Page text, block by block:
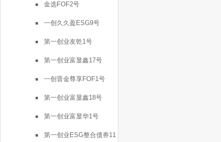
金选FOF2号
一创久久盈ESG9号
第一创业友乾1号
第一创业富显鑫17号
一创晋金尊享FOF1号
第一创业富显鑫18号
第一创业富显华1号
第一创业ESG整合债券11